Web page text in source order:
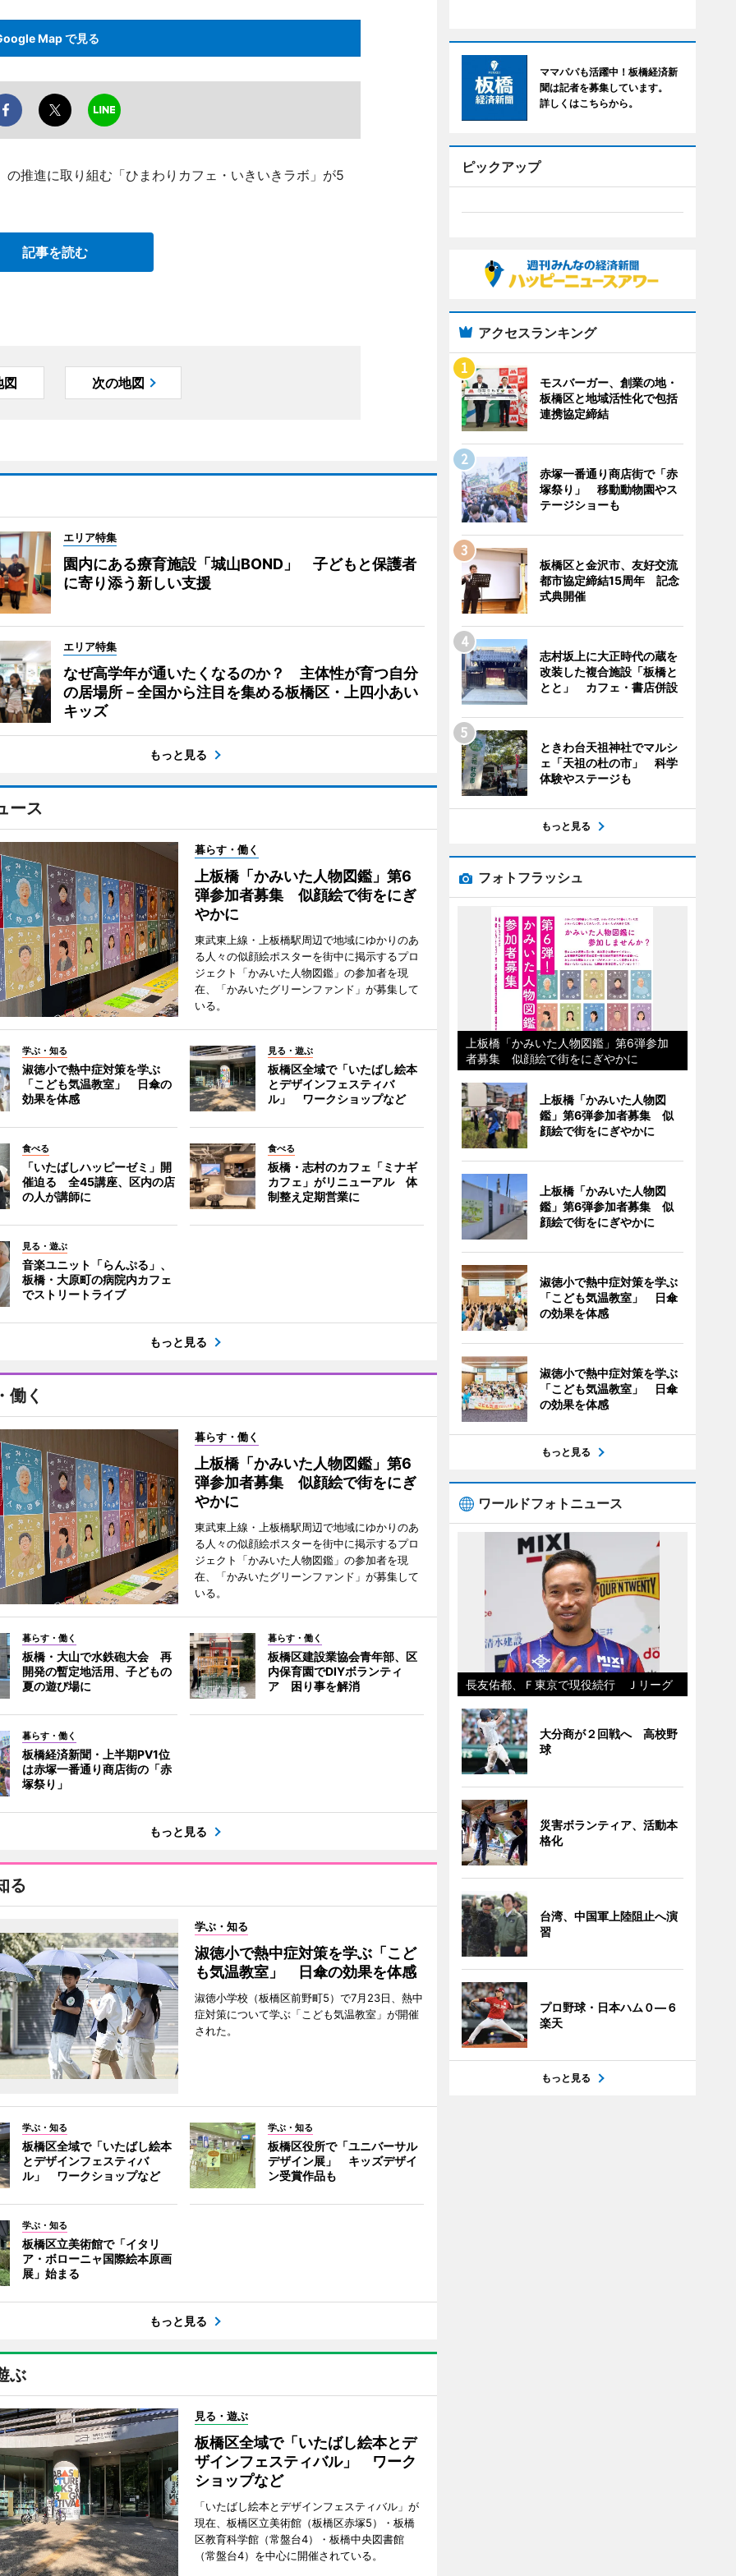
Map で見る
推進に取り組む「ひまわりカフェ・いきいきラボ」が5
記事を読む
図 次の地図
エリア特集
園内にある療育施設「城山BOND」 子どもと保護者
に寄り添う新しい支援
エリア特集
なぜ高学年が通いたくなるのか？ 主体性が育つ自分
の居場所－全国から注目を集める板橋区・上四小あい
キッズ
もっと見る
ース
暮らす・働く
上板橋「かみいた人物図鑑」第6
弾参加者募集 似顔絵で街をにぎ
やかに
東武東上線・上板橋駅周辺で地域にゆかりのあ
る人々の似顔絵ポスターを街中に掲示するプロ
ジェクト「かみいた人物図鑑」の参加者を現
在、「かみいたグリーンファンド」が募集して
いる。
学ぶ・知る
淑徳小で熱中症対策を学ぶ
「こども気温教室」 日傘の
効果を体感
見る・遊ぶ
板橋区全域で「いたばし絵本
とデザインフェスティバ
ル」 ワークショップなど
食べる
「いたばしハッピーゼミ」開
催迫る 全45講座、区内の店
の人が講師に
食べる
板橋・志村のカフェ「ミナギ
カフェ」がリニューアル 体
制整え定期営業に
見る・遊ぶ
音楽ユニット「らんぷる」、
板橋・大原町の病院内カフェ
でストリートライブ
もっと見る
働く
暮らす・働く
上板橋「かみいた人物図鑑」第6
弾参加者募集 似顔絵で街をにぎ
やかに
東武東上線・上板橋駅周辺で地域にゆかりのあ
る人々の似顔絵ポスターを街中に掲示するプロ
ジェクト「かみいた人物図鑑」の参加者を現
在、「かみいたグリーンファンド」が募集して
いる。
暮らす・働く
板橋・大山で水鉄砲大会 再
開発の暫定地活用、子どもの
夏の遊び場に
暮らす・働く
板橋区建設業協会青年部、区
内保育園でDIYボランティ
ア 困り事を解消
暮らす・働く
板橋経済新聞・上半期PV1位
は赤塚一番通り商店街の「赤
塚祭り」
もっと見る
る
学ぶ・知る
淑徳小で熱中症対策を学ぶ「こど
も気温教室」 日傘の効果を体感
淑徳小学校（板橋区前野町5）で7月23日、熱中
症対策について学ぶ「こども気温教室」が開催
された。
学ぶ・知る
板橋区全域で「いたばし絵本
とデザインフェスティバ
ル」 ワークショップなど
学ぶ・知る
板橋区役所で「ユニバーサル
デザイン展」 キッズデザイ
ン受賞作品も
学ぶ・知る
板橋区立美術館で「イタリ
ア・ボローニャ国際絵本原画
展」始まる
もっと見る
ぶ
見る・遊ぶ
板橋区全域で「いたばし絵本とデ
ザインフェスティバル」 ワーク
ショップなど
「いたばし絵本とデザインフェスティバル」が
現在、板橋区立美術館（板橋区赤塚5）・板橋
区教育科学館（常盤台4）・板橋中央図書館
（常盤台4）を中心に開催されている。
ママパパも活躍中！板橋経済新
聞は記者を募集しています。
詳しくはこちらから。
ピックアップ
アクセスランキング
モスバーガー、創業の地・
板橋区と地域活性化で包括
連携協定締結
赤塚一番通り商店街で「赤
塚祭り」 移動動物園やス
テージショーも
板橋区と金沢市、友好交流
都市協定締結15周年 記念
式典開催
志村坂上に大正時代の蔵を
改装した複合施設「板橋と
とと」 カフェ・書店併設
ときわ台天祖神社でマルシ
ェ「天祖の杜の市」 科学
体験やステージも
もっと見る
フォトフラッシュ
上板橋「かみいた人物図鑑」第6弾参加
者募集 似顔絵で街をにぎやかに
上板橋「かみいた人物図
鑑」第6弾参加者募集 似
顔絵で街をにぎやかに
上板橋「かみいた人物図
鑑」第6弾参加者募集 似
顔絵で街をにぎやかに
淑徳小で熱中症対策を学ぶ
「こども気温教室」 日傘
の効果を体感
淑徳小で熱中症対策を学ぶ
「こども気温教室」 日傘
の効果を体感
もっと見る
ワールドフォトニュース
長友佑都、Ｆ東京で現役続行 Ｊリーグ
大分商が２回戦へ 高校野
球
災害ボランティア、活動本
格化
台湾、中国軍上陸阻止へ演
習
プロ野球・日本ハム０―６
楽天
もっと見る